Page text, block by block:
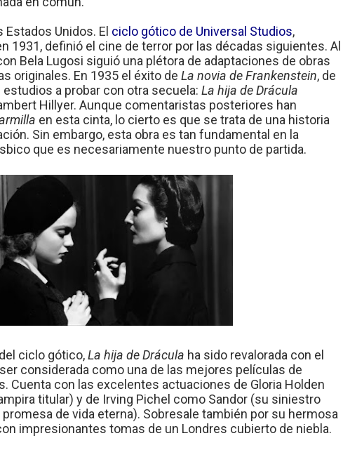
Unidos. El ciclo gótico de Universal Studios,
1931, definió el cine de terror por las décadas siguientes. Al
Bela Lugosi siguió una plétora de adaptaciones de obras
originales. En 1935 el éxito de La novia de Frankenstein, de
a probar con otra secuela: La hija de Drácula
Hillyer. Aunque comentaristas posteriores han
en esta cinta, lo cierto es que se trata de una historia
Sin embargo, esta obra es tan fundamental en la
que es necesariamente nuestro punto de partida.
ciclo gótico,La hija de Drácula ha sido revalorada con el
considerada como una de las mejores películas de
Cuenta con las excelentes actuaciones de Gloria Holden
titular) y de Irving Pichel como Sandor (su siniestro
de vida eterna). Sobresale también por su hermosa
impresionantes tomas de un Londres cubierto de niebla.